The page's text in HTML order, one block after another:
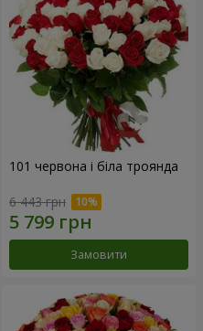
101 червона і біла троянда
6 443 грн
Замовити